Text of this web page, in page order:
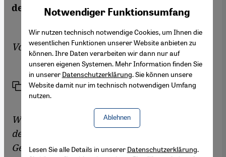
dem Historiker Khaled Fahmy in Kairo.
VonHani Darwish
Link Teilen Drucken
Welche Rolle hat das ägyptische Militär seit
der Juli-Revolution von 1952 in Staat und
Gesellschaft gespielt und welche Folgen
Notwendiger Funktionsumfang
Wir nutzen technisch notwendige Cookies, um Ihnen die
wesentlichen Funktionen unserer Website anbieten zu
können. Ihre Daten verarbeiten wir dann nur auf
unseren eigenen Systemen. Mehr Information finden Sie
in unserer Datenschutzerklärung. Sie können unsere
Website damit nur im technisch notwendigen Umfang
nutzen.
Ablehnen
Google Maps Embed
Lesen Sie alle Details in unserer Datenschutzerklärung.